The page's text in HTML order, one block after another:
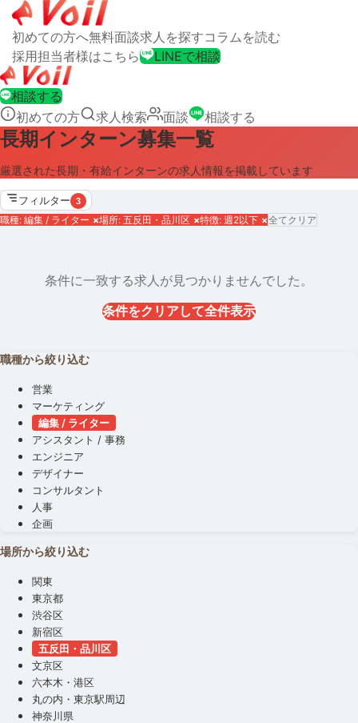
初めての方へ無料面談求人を探すコラムを読む
採用担当者様はこちら
LINEで相談
相談する
初めての方
求人検索 面談 相談する
長期インターン募集一覧
厳選された長期・有給インターンの求人情報を掲載しています
フィルター 3
職種: 編集 / ライター ×場所: 五反田・品川区 ×特徴: 週2以下 ×全てクリア
条件に一致する求人が見つかりませんでした。
条件をクリアして全件表示
職種から絞り込む
営業
マーケティング
編集 / ライター
アシスタント / 事務
エンジニア
デザイナー
コンサルタント
人事
企画
場所から絞り込む
関東
東京都
渋谷区
新宿区
五反田・品川区
文京区
六本木・港区
丸の内・東京駅周辺
神奈川県